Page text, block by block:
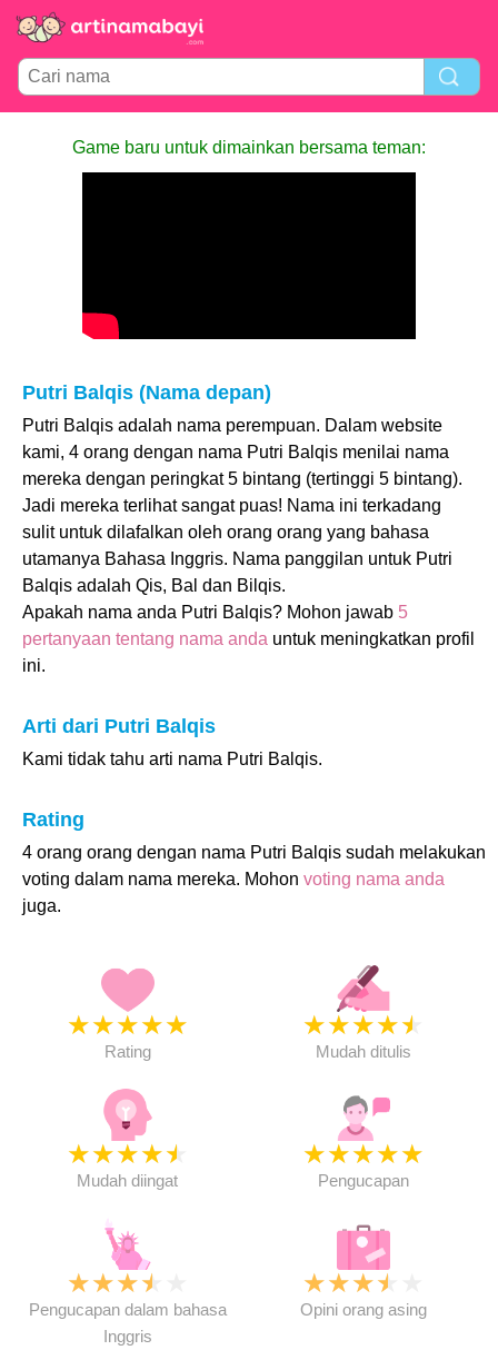
Game baru untuk dimainkan bersama teman:
Putri Balqis (Nama depan)
Putri Balqis adalah nama perempuan. Dalam website
kami, 4 orang dengan nama Putri Balqis menilai nama
mereka dengan peringkat 5 bintang (tertinggi 5 bintang).
Jadi mereka terlihat sangat puas! Nama ini terkadang
sulit untuk dilafalkan oleh orang orang yang bahasa
utamanya Bahasa Inggris. Nama panggilan untuk Putri
Balqis adalah Qis, Bal dan Bilqis.
Apakah nama anda Putri Balqis? Mohon jawab 5
pertanyaan tentang nama anda untuk meningkatkan profil
ini.
Arti dari Putri Balqis
Kami tidak tahu arti nama Putri Balqis.
Rating
4 orang orang dengan nama Putri Balqis sudah melakukan
voting dalam nama mereka. Mohon voting nama anda
juga.
★★★★★
Rating
★★★★★
Mudah ditulis
★★★★★
Mudah diingat
★★★★★
Pengucapan
★★★★
Pengucapan dalam bahasa
Inggris
★★★★
Opini orang asing